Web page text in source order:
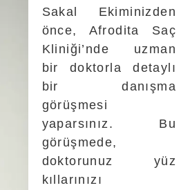
Sakal Ekiminizden
önce, Afrodita Saç
Kliniği’nde uzman
bir doktorla detaylı
bir danışma
görüşmesi
yaparsınız. Bu
görüşmede,
doktorunuz yüz
kıllarınızı